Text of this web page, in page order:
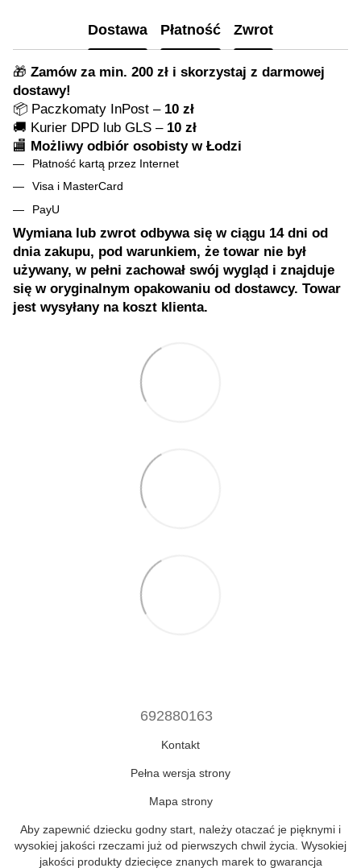
Dostawa Płatność Zwrot
🎁 Zamów za min. 200 zł i skorzystaj z darmowej
dostawy!
📦 Paczkomaty InPost – 10 zł
🚚 Kurier DPD lub GLS – 10 zł
🏬 Możliwy odbiór osobisty w Łodzi
Płatność kartą przez Internet
Visa i MasterCard
PayU
Wymiana lub zwrot odbywa się w ciągu 14 dni od
dnia zakupu, pod warunkiem, że towar nie był
używany, w pełni zachował swój wygląd i znajduje
się w oryginalnym opakowaniu od dostawcy. Towar
jest wysyłany na koszt klienta.
692880163
Kontakt
Pełna wersja strony
Mapa strony
Aby zapewnić dziecku godny start, należy otaczać je pięknymi i
wysokiej jakości rzeczami już od pierwszych chwil życia. Wysokiej
jakości produkty dziecięce znanych marek to gwarancja